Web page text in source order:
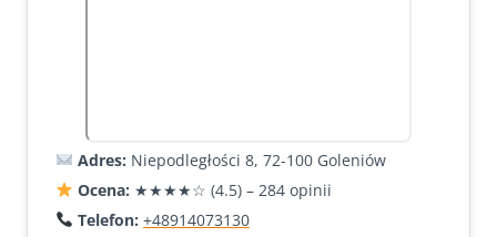
Adres: Niepodległości 8, 72-100 Goleniów
Ocena: ★★★★☆ (4.5) – 284 opinii
Telefon: +48914073130